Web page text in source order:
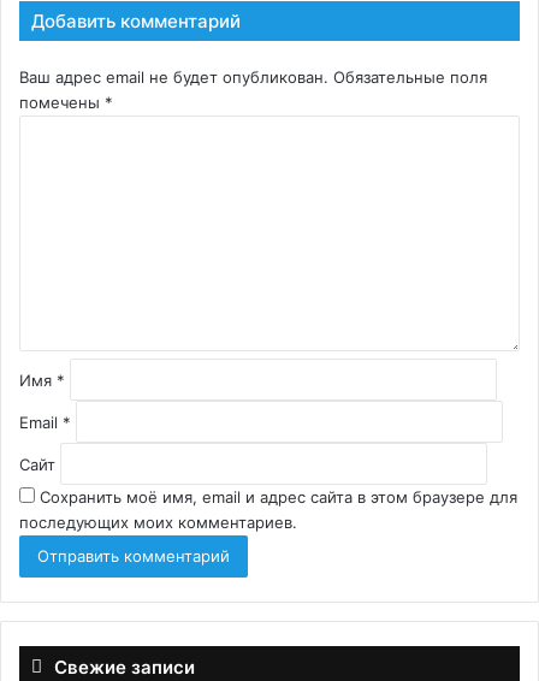
Добавить комментарий
Ваш адрес email не будет опубликован. Обязательные поля
помечены *
и
й
Имя *
Email *
Сайт
Сохранить моё имя, email и адрес сайта в этом браузере для
последующих моих комментариев.
Свежие записи